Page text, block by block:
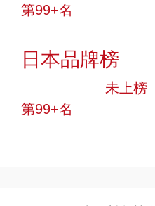
第99+名
日本品牌榜
未上榜
第99+名